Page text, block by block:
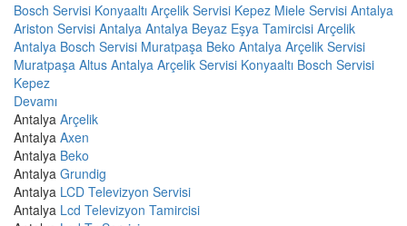
Bosch Servisi Konyaaltı Arçelik Servisi Kepez Miele Servisi Antalya
Ariston Servisi Antalya Antalya Beyaz Eşya Tamircisi Arçelik
Antalya Bosch Servisi Muratpaşa Beko Antalya Arçelik Servisi
Muratpaşa Altus Antalya Arçelik Servisi Konyaaltı Bosch Servisi
Kepez
Devamı
Antalya Arçelik
Antalya Axen
Antalya Beko
Antalya Grundig
Antalya LCD Televizyon Servisi
Antalya Lcd Televizyon Tamircisi